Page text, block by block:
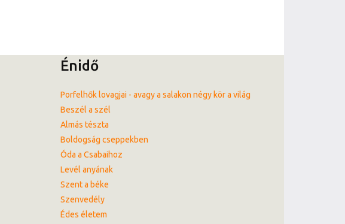
Énidő
Porfelhők lovagjai - avagy a salakon négy kör a világ
Beszél a szél
Almás tészta
Boldogság cseppekben
Óda a Csabaihoz
Levél anyának
Szent a béke
Szenvedély
Édes életem